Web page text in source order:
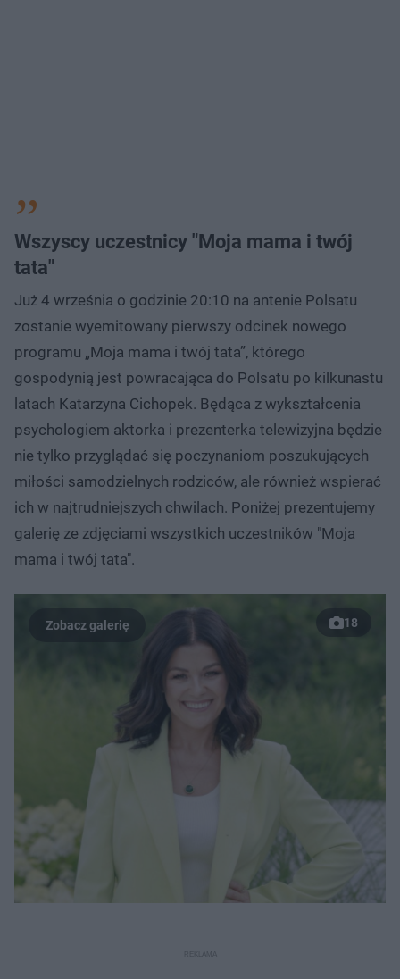
Wszyscy uczestnicy "Moja mama i twój
tata"
Już 4 września o godzinie 20:10 na antenie Polsatu
zostanie wyemitowany pierwszy odcinek nowego
programu „Moja mama i twój tata”, którego
gospodynią jest powracająca do Polsatu po kilkunastu
latach Katarzyna Cichopek. Będąca z wykształcenia
psychologiem aktorka i prezenterka telewizyjna będzie
nie tylko przyglądać się poczynaniom poszukujących
miłości samodzielnych rodziców, ale również wspierać
ich w najtrudniejszych chwilach. Poniżej prezentujemy
galerię ze zdjęciami wszystkich uczestników "Moja
mama i twój tata".
18